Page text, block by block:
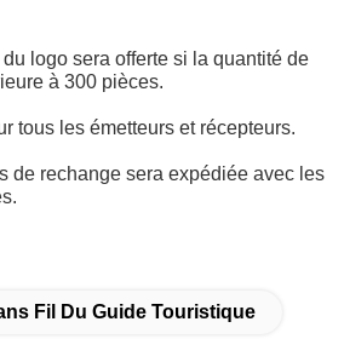
logo sera offerte si la quantité de
à 300 pièces.
tous les émetteurs et récepteurs.
de rechange sera expédiée avec les
Fil Du Guide Touristique